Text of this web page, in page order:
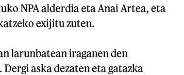
NPA alderdia eta Anai Artea, eta
exijitu zuten.
larunbatean iraganen den
aska dezaten eta gatazka